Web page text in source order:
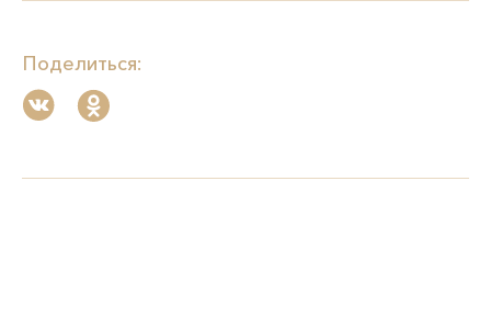
Поделиться: